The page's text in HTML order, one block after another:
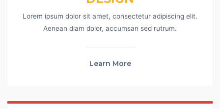
Lorem ipsum dolor sit amet, consectetur adipiscing elit.
Aenean diam dolor, accumsan sed rutrum.
Learn More